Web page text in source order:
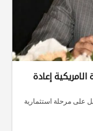
إعادة
على مرحلة استثمارية